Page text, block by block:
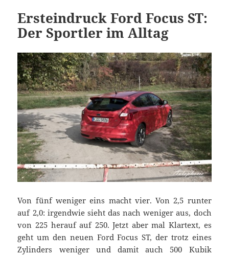
Ersteindruck Ford Focus ST:
Der Sportler im Alltag
Von fünf weniger eins macht vier. Von 2,5 runter
auf 2,0: irgendwie sieht das nach weniger aus, doch
von 225 herauf auf 250. Jetzt aber mal Klartext, es
geht um den neuen Ford Focus ST, der trotz eines
Zylinders weniger und damit auch 500 Kubik